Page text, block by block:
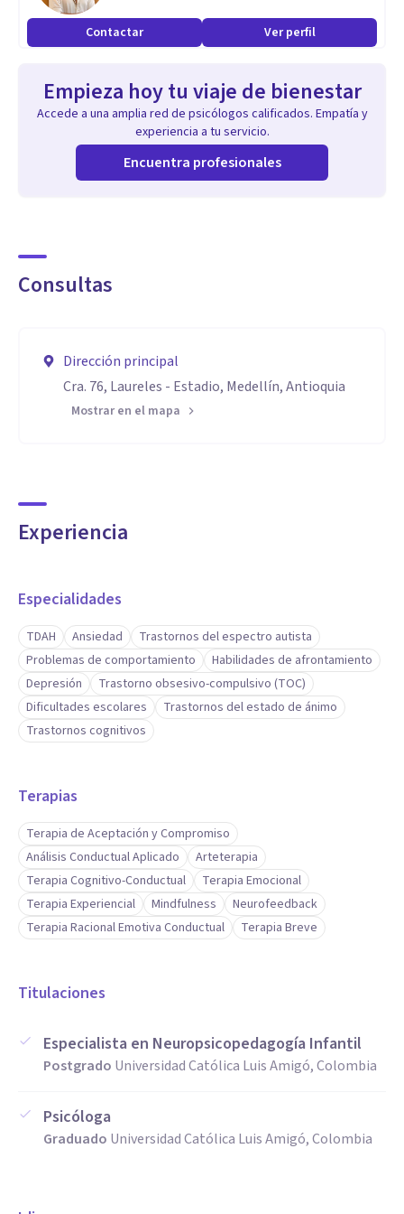
la neurociencia, la psicología y la pedagogía para brindar
una atención completa e integral en diferentes
Tipos de terapia
Terapia de aceptación y compromiso (ACT)
Análisis conductual aplicado
Biofeedback (Biorretroalimentación)
Programación Neurolingüística (PNL)
Psicología positiva
Evaluación psicológica y psicometría
Terapia centrada en el trauma
Ansiedad
Depresión
Problemas
Adicciones
TDAH
Orientación vocacional
Divorcio
Violencia intrafamiliar y de género
Conflictos familiares
Duelo
Discapacidad intelectual
Trastorno obsesivo-compulsivo (TOC)
Autoestima
Insomnio y trastornos del sueño
Estrés
Pensamientos suicidas
Contactar Ver perfil
Empieza hoy tu viaje de bienestar
Accede a una amplia red de psicólogos calificados. Empatía y
experiencia a tu servicio.
Encuentra profesionales
Consultas
Dirección principal
Cra. 76, Laureles - Estadio, Medellín, Antioquia
Mostrar en el mapa
Experiencia
Especialidades
TDAH Ansiedad
Trastornos del espectro autista
Problemas de comportamiento
Habilidades de afrontamiento
Depresión
Trastorno obsesivo-compulsivo (TOC)
Dificultades escolares
Trastornos del estado de ánimo
Trastornos cognitivos
Terapias
Terapia de Aceptación y Compromiso
Análisis Conductual Aplicado
Arteterapia
Terapia Cognitivo-Conductual
Terapia Emocional
Terapia Experiencial
Mindfulness
Neurofeedback
Terapia Racional Emotiva Conductual
Terapia Breve
Titulaciones
Especialista en Neuropsicopedagogía Infantil
Postgrado Universidad Católica Luis Amigó, Colombia
Psicóloga
Graduado Universidad Católica Luis Amigó, Colombia